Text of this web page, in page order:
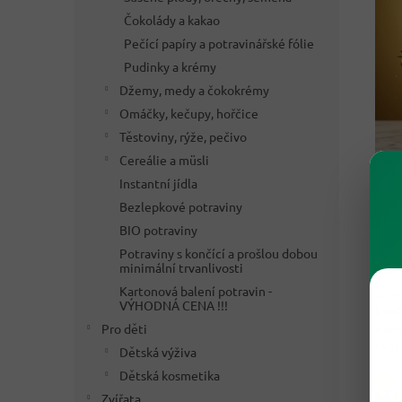
Čokolády a kakao
Pečící papíry a potravinářské fólie
Pudinky a krémy
Džemy, medy a čokokrémy
Omáčky, kečupy, hořčice
Těstoviny, rýže, pečivo
Cereálie a müsli
Instantní jídla
Bezlepkové potraviny
BIO potraviny
Potraviny s končící a prošlou dobou
minimální trvanlivosti
Kartonová balení potravin -
VÝHODNÁ CENA !!!
Pro děti
Dětská výživa
Dětská kosmetika
Zvířata
⚖️